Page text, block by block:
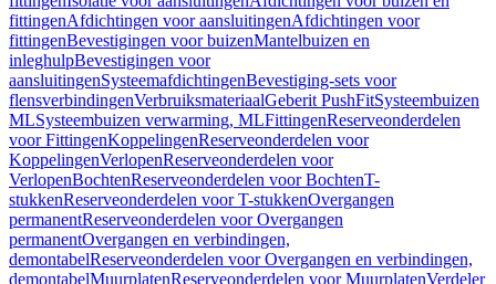
fittingenAfdichtingen voor aansluitingenAfdichtingen voor
fittingenBevestigingen voor buizenMantelbuizen en
inleghulpBevestigingen voor
aansluitingenSysteemafdichtingenBevestiging-sets voor
flensverbindingenVerbruiksmateriaalGeberit PushFitSysteembuizen
MLSysteembuizen verwarming, MLFittingenReserveonderdelen
voor FittingenKoppelingenReserveonderdelen voor
KoppelingenVerlopenReserveonderdelen voor
VerlopenBochtenReserveonderdelen voor BochtenT-
stukkenReserveonderdelen voor T-stukkenOvergangen
permanentReserveonderdelen voor Overgangen
permanentOvergangen en verbindingen,
demontabelReserveonderdelen voor Overgangen en verbindingen,
demontabelMuurplatenReserveonderdelen voor MuurplatenVerdeler